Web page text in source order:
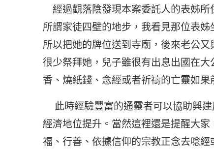
經過觀落陰發現本案委託人的表姊所
所謂家徒四壁的地步，我看見那位表
所以把她的牌位送到寺廟，後來老公
很少祭拜她，兒子雖很有出息出國在
香、燒紙錢、念經或者祈禱的亡靈如
此時經驗豐富的通靈者可以協助興
經濟地位提升。當然這裡還是提醒大
福、行善、依據信仰的宗教正念去唸